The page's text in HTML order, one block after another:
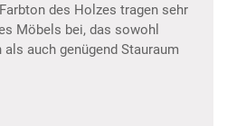
des Holzes tragen sehr
Möbels bei, das sowohl
auch genügend Stauraum